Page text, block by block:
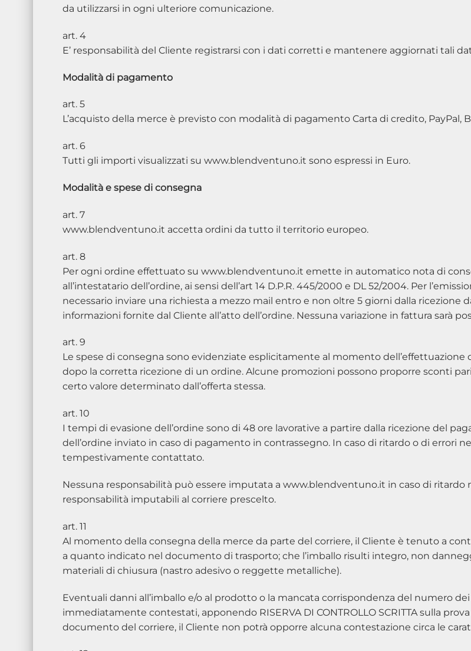
da utilizzarsi in ogni ulteriore comunicazione.
art. 4
E’ responsabilità del Cliente registrarsi con i dati corretti e mantenere aggiornati tali
Modalità di pagamento
art. 5
L’acquisto della merce è previsto con modalità di pagamento Carta di credito, PayPal,
art. 6
Tutti gli importi visualizzati su www.blendventuno.it sono espressi in Euro.
Modalità e spese di consegna
art. 7
www.blendventuno.it accetta ordini da tutto il territorio europeo.
art. 8
Per ogni ordine effettuato su www.blendventuno.it emette in automatico nota di
all’intestatario dell’ordine, ai sensi dell’art 14 D.P.R. 445/2000 e DL 52/2004. Per
necessario inviare una richiesta a mezzo mail entro e non oltre 5 giorni dalla ricezione
informazioni fornite dal Cliente all’atto dell’ordine. Nessuna variazione in fattura sarà
art. 9
Le spese di consegna sono evidenziate esplicitamente al momento dell’effettuazione
dopo la corretta ricezione di un ordine. Alcune promozioni possono proporre sconti
certo valore determinato dall’offerta stessa.
art. 10
I tempi di evasione dell’ordine sono di 48 ore lavorative a partire dalla ricezione del
dell’ordine inviato in caso di pagamento in contrassegno. In caso di ritardo o di errori
tempestivamente contattato.
Nessuna responsabilità può essere imputata a www.blendventuno.it in caso di
responsabilità imputabili al corriere prescelto.
art. 11
Al momento della consegna della merce da parte del corriere, il Cliente è tenuto a
a quanto indicato nel documento di trasporto; che l’imballo risulti integro, non
materiali di chiusura (nastro adesivo o reggette metalliche).
Eventuali danni all’imballo e/o al prodotto o la mancata corrispondenza del numero
immediatamente contestati, apponendo RISERVA DI CONTROLLO SCRITTA sulla
documento del corriere, il Cliente non potrà opporre alcuna contestazione circa le